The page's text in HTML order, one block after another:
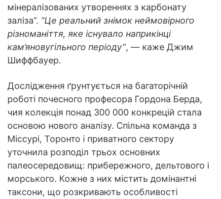
мінералізованих утвореннях з карбонату
заліза”. “Це реальний знімок неймовірного
різноманіття, яке існувало наприкінці
кам’яновугільного періоду”, — каже Джим
Шиффбауер.
Дослідження ґрунтується на багаторічній
роботі почесного професора Гордона Берда,
чия колекція понад 300 000 конкрецій стала
основою нового аналізу. Спільна команда з
Міссурі, Торонто і приватного сектору
уточнила розподіл трьох основних
палеосередовищ: прибережного, дельтового і
морського. Кожне з них містить домінантні
таксони, що розкривають особливості